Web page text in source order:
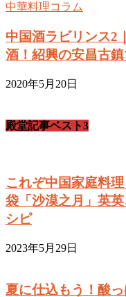
中華料理コラム
中国酒ラビリンス2
酒！紹興の安昌古
2020年5月20日
殿堂記事ベスト3
これぞ中国家庭料
袋「沙漠之月」英
シピ
2023年5月29日
夏に仕込もう！酸